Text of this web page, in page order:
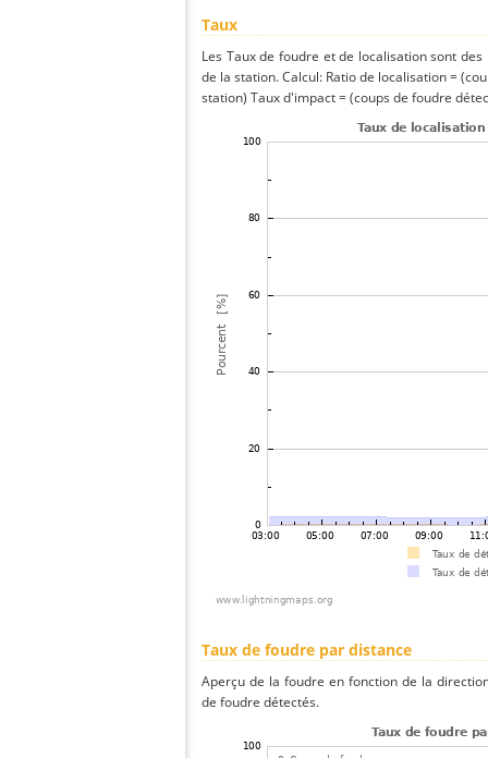
Taux
Les Taux de foudre et de localisation sont
de la station. Calcul: Ratio de localisation =
station) Taux d'impact = (coups de foudre
Taux de foudre par distance
Aperçu de la foudre en fonction de la
de foudre détectés.